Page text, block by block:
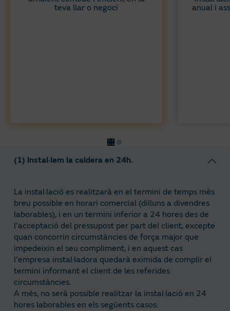
teva llar o negoci
anual i
(1) Instal·lem la caldera en 24h.
La instal·lació es realitzarà en el termini de temps més
breu possible en horari comercial (dilluns a divendres
laborables), i en un termini inferior a 24 hores des de
l'acceptació del pressupost per part del client, excepte
quan concorrin circumstàncies de força major que
impedeixin el seu compliment, i en aquest cas
l'empresa instal·ladora quedarà eximida de complir el
termini informant el client de les referides
circumstàncies.
A més, no serà possible realitzar la instal·lació en 24
hores laborables en els següents casos: